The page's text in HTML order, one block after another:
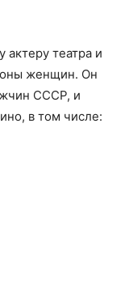
актеру театра и
женщин. Он
СССР, и
в том числе: